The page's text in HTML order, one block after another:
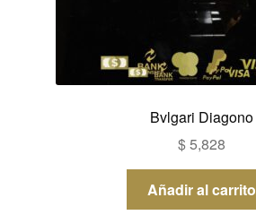
Bvlgari Diagono
$5,828
Añadir al carrito